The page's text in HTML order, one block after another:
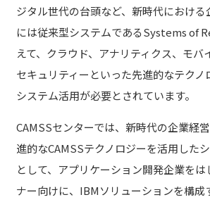
ジタル世代の台頭など、新時代におけ
には従来型システムであるSystems of
えて、クラウド、アナリティクス、モバ
セキュリティーといった先進的なテクノ
システム活用が必要とされています。
CAMSSセンターでは、新時代の企業経
進的なCAMSSテクノロジーを活用した
として、アプリケーション開発企業をは
ナー向けに、IBMソリューションを構成